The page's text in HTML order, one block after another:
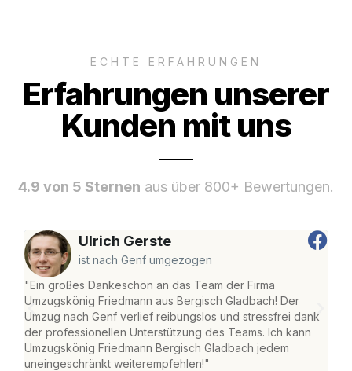
ECHTE ERFAHRUNGEN
Erfahrungen unserer
Kunden mit uns
4.9 von 5 Sternen aus über 800+ Bewertungen.
Ulrich Gerste
ist nach Genf umgezogen
"Ein großes Dankeschön an das Team der Firma
Umzugskönig Friedmann aus Bergisch Gladbach! Der
Umzug nach Genf verlief reibungslos und stressfrei dank
der professionellen Unterstützung des Teams. Ich kann
Umzugskönig Friedmann Bergisch Gladbach jedem
uneingeschränkt weiterempfehlen!"